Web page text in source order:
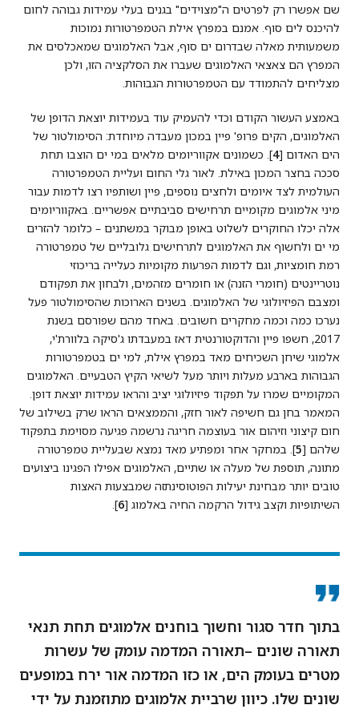
שם אפשרו רק לפרטים ה"מצוידים" בגנים בעלי עמידות גבוהה לחום
להיכנס לים סוף. אמנם במפרץ אילת הטמפרטורות נמוכות
משמעותית מאלה שבדרום ים סוף, אבל האלמוגים שמאכלסים את
המפרץ הם צאצאי האלמוגים שעברו את הסלקציה הזו, ולכן
מצליחים להתמודד עם הטמפרטורות הגבוהות.
באמצע העשור הקודם וכדי להעמיק עוד בעמידות יוצאת הדופן של
האלמוגים, הקים פרופ' פיין במכון מעבדה מיוחדת: הסימולטור של
הים האדום [4]. כשמונים אקווריומים מלאים במי ים הוצבו תחת
סככה בחצר המכון באילת. לאור גלי החום ועליית הטמפרטורה
העולמית לצד איומים ולחצים נוספים, פיין ושותפיו רצו לדמות עבור
מיני אלמוגים מקומיים תרחישים סביבתיים אפשריים. באקווריומים
אלה יכלו החוקרים לשלוט באופן מבוקר במשתנים – כלומר להזרים
מי ים ולחשוף את האלמוגים לתרחישים גלובליים של טמפרטורה
רמת חומציות, וגם לדמות הפרעות מקומיות כעלייה בריכוזי
נוטריינטים (חומרי הזנה) או חומרים מזהמים, ולבחון את תפקודם
ומצבם הפיזיולוגי של האלמוגים. בשנים הארוכות שהסימולטור פעל
נערכו כמה וכמה מחקרים חשובים. באחד מהם שפורסם בשנת
2017, חשפו פיין והדוקטורנטית דאז במעבדתו ג'סיקה בלוורת'י,
אלמוגי שיחן השכיחים מאד במפרץ אילת, למי ים בטמפרטורות
הגבוהות בארבע מעלות ויותר מעל לשיאי הקיץ הטבעיים. האלמוגים
המקומיים שמרו על תפקוד פיזיולוגי יציב והראו עמידות יוצאת דופן.
המאמר בחן גם חשיפה לאור חזק, והממצאים הראו שרק בשילוב של
חום קיצוני וזיהום אור בעוצמה חריגה נרשמה פגיעה מסוימת בתפקוד
שלהם [5]. במחקר אחר ומפתיע מאד נמצא שבעליית טמפרטורה
מתונה, תוספת של מעלה או שתיים, האלמוגים אפילו הפגינו ביצועים
טובים יותר מבחינת יעילות הפוטוסינתזה שמבצעות האצות
השיתופיות וקצב גידול הרקמה החיה באלמוג [6
].
בתוך חדר סגור וחשוך בוחנים אלמוגים תחת תנאי
תאורה שונים –תאורה המדמה עומק של עשרות
מטרים בעומק הים, או כזו המדמה אור ירח במופעים
שונים שלו. כיוון שרביית אלמוגים מתוזמנת על ידי